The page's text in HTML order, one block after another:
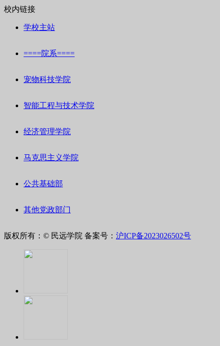
校内链接
学校主站
====院系====
宠物科技学院
智能工程与技术学院
经济管理学院
马克思主义学院
公共基础部
其他党政部门
版权所有：© 民远学院 备案号： 沪ICP备2023026502号